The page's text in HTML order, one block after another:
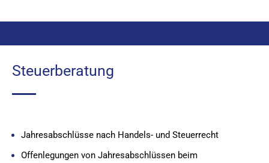
Steuerberatung
Jahresabschlüsse nach Handels- und Steuerrecht
Offenlegungen von Jahresabschlüssen beim